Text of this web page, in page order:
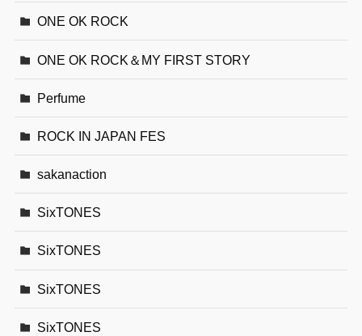
ONE OK ROCK
ONE OK ROCK＆MY FIRST STORY
Perfume
ROCK IN JAPAN FES
sakanaction
SixTONES
SixTONES
SixTONES
SixTONES